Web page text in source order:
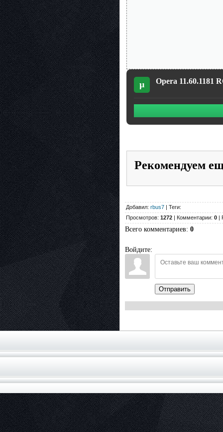
µ Opera 11.60.1181
Рекомендуем
Добавил: rbus7 | Теги:
Просмотров: 1272 | Комментарии: 0 |
Всего комментариев: 0
Войдите:
Отправить